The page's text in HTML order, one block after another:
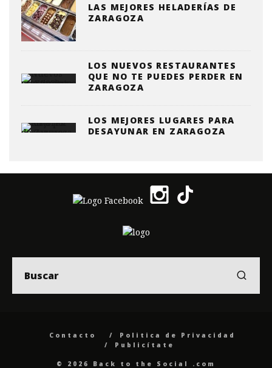
LAS MEJORES HELADERÍAS DE
ZARAGOZA
LOS NUEVOS RESTAURANTES
QUE NO TE PUEDES PERDER EN
ZARAGOZA
LOS MEJORES LUGARES PARA
DESAYUNAR EN ZARAGOZA
Contacto
Politica de Privacidad
Publicítate
© 2026 Back to the Social .com